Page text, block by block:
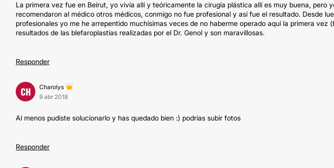
La primera vez fue en Beirut, yo vivía allí y teóricamente la cirugía plástica allí es muy buena, pero
recomendaron al médico otros médicos, conmigo no fue profesional y así fue el resultado. Desde
profesionales yo me he arrepentido muchísimas veces de no haberme operado aquí la primera vez
resultados de las blefaroplastias realizadas por el Dr. Genol y son maravillosas.
Responder
CH
Charolys
9 abr 2018
Al menos pudiste solucionarlo y has quedado bien :) podrías subir fotos
Responder